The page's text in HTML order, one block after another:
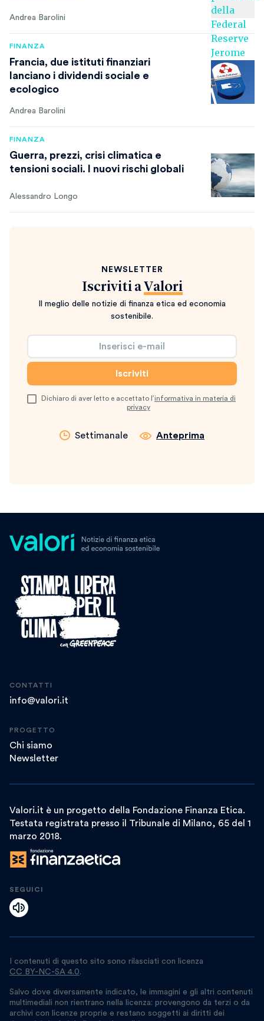
Andrea Barolini
FINANZA
Francia, due istituti finanziari
lanciano i dividendi sociale e
ecologico
Andrea Barolini
FINANZA
Guerra, prezzi, crisi climatica e
tensioni sociali. I nuovi rischi globali
Alessandro Longo
NEWSLETTER
Iscriviti a Valori
Il meglio delle notizie di finanza etica ed economia
sostenibile.
Dichiaro di aver letto e accettato l’informativa in materia di
privacy
Settimanale Anteprima
CONTATTI
info@valori.it
PROGETTO
Chi siamo
Newsletter
Valori.it è un progetto della Fondazione Finanza Etica.
Testata registrata presso il Tribunale di Milano, 65 del 1
marzo 2018.
SEGUICI
I contenuti di questo sito sono rilasciati con licenza
CC BY-NC-SA 4.0.
Salvo dove diversamente indicato, le immagini e gli altri contenuti
multimediali non rientrano nella licenza: provengono da terzi o da
archivi con licenze proprie e restano soggetti ai diritti dei